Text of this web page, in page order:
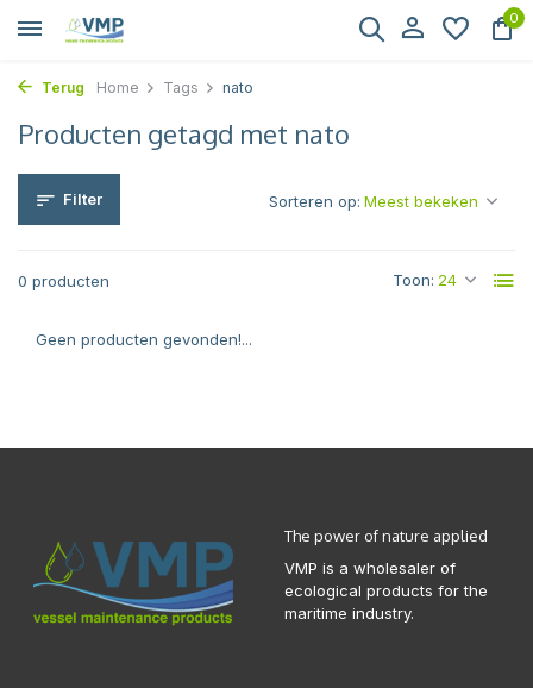
0
Terug Home Tags nato
Producten getagd met nato
Filter
0 producten Toon:
Sorteren op:
Geen producten gevonden!...
The power of nature applied
VMP is a wholesaler of
ecological products for the
maritime industry.